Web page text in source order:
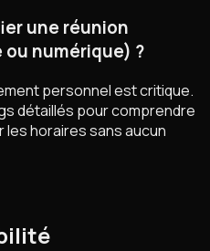
une réunion
ou numérique) ?
personnel est critique.
détaillés pour comprendre
horaires sans aucun